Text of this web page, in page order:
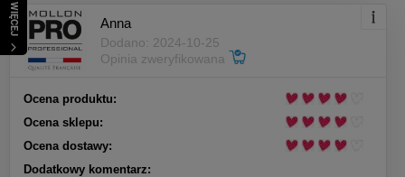
WIĘCEJ Anna
Dodano: 2024-10-25
Opinia zweryfikowana
Ocena produktu:
Ocena sklepu:
Ocena dostawy:
Dodatkowy komentarz: